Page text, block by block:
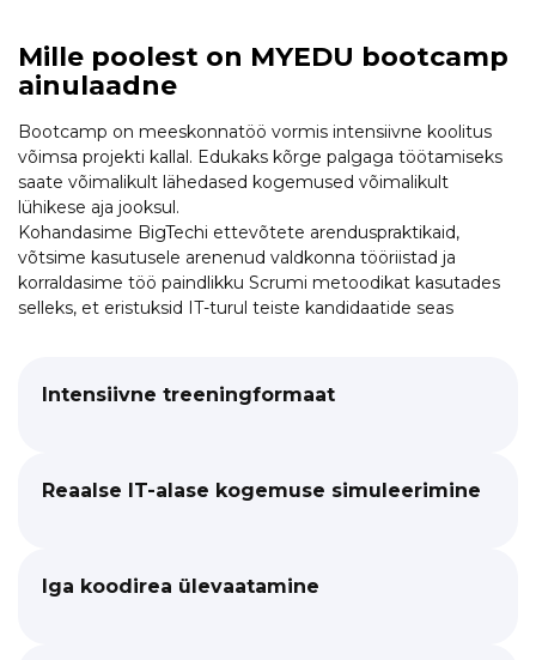
Mille poolest on MYEDU bootcamp
ainulaadne
Bootcamp on meeskonnatöö vormis intensiivne koolitus
võimsa projekti kallal. Edukaks kõrge palgaga töötamiseks
saate võimalikult lähedased kogemused võimalikult
lühikese aja jooksul.
Kohandasime BigTechi ettevõtete arenduspraktikaid,
võtsime kasutusele arenenud valdkonna tööriistad ja
korraldasime töö paindlikku Scrumi metoodikat kasutades
selleks, et eristuksid IT-turul teiste kandidaatide seas
Intensiivne treeningformaat
Reaalse IT-alase kogemuse simuleerimine
Iga koodirea ülevaatamine